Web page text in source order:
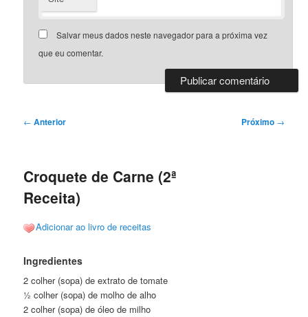
Salvar meus dados neste navegador para a próxima vez
que eu comentar.
Navegação
← Anterior Próximo →
Croquete de Carne (2ª
Receita)
Adicionar ao livro de receitas
Ingredientes
2 colher (sopa) de extrato de tomate
½ colher (sopa) de molho de alho
2 colher (sopa) de óleo de milho